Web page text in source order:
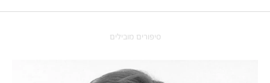
סיפורים מובילים